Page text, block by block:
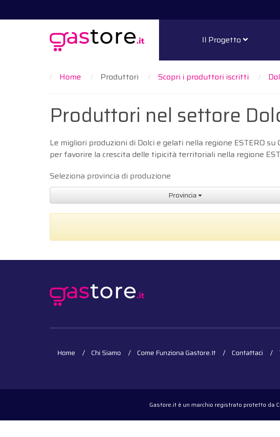
Il Progetto
Home Produttori Scopri i produttori iscritti
Produttori nel settore
Le migliori produzioni di Dolci e gelati nella regione ESTERO
per favorire la crescita delle tipicità territoriali nella regione
Seleziona provincia di produzione
Provincia
Home Chi Siamo Come Funziona Gastore.it Contattaci
Gastore.it è un marchio registrato protetto da